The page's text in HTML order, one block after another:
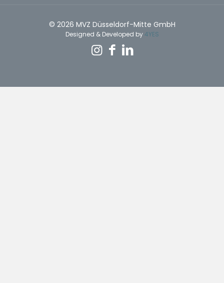
© 2026 MVZ Düsseldorf-Mitte GmbH
Designed & Developed by4YES